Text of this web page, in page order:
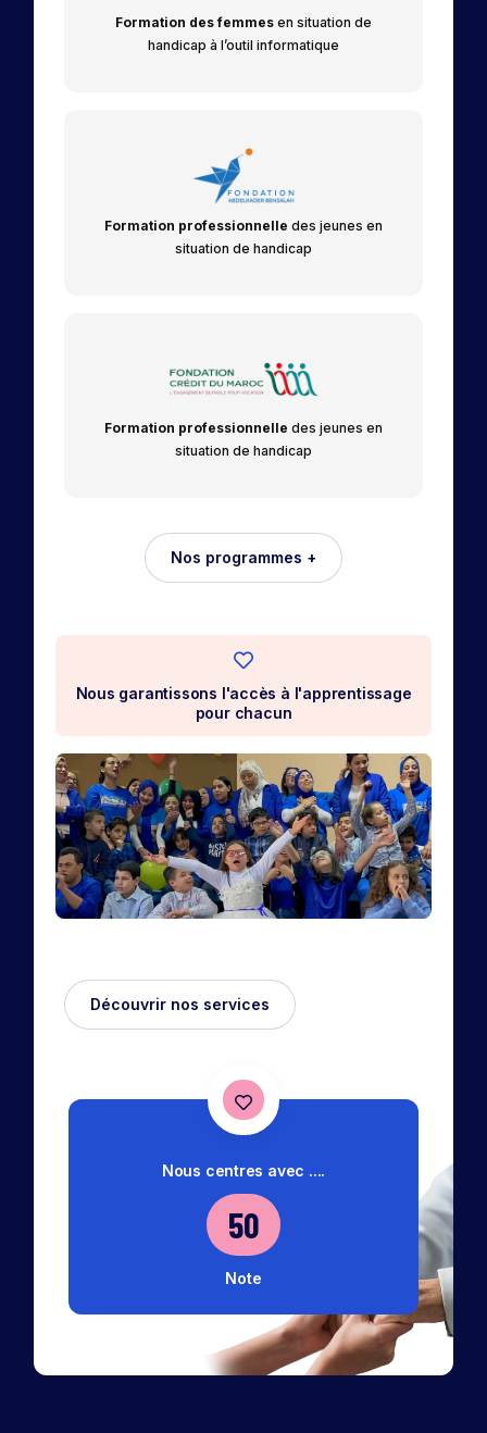
Formation des femmes en situation de
handicap à l’outil informatique
Formation professionnelle des jeunes en
situation de handicap
Formation professionnelle des jeunes en
situation de handicap
Nos programmes +
Nous garantissons l'accès à l'apprentissage
pour chacun
Découvrir nos services
Nous centres avec ....
50
Note